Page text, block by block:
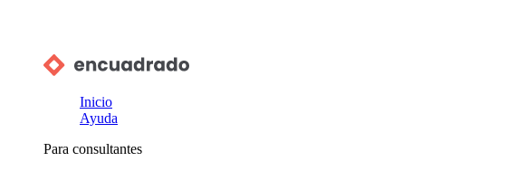
Inicio
Ayuda
Para consultantes